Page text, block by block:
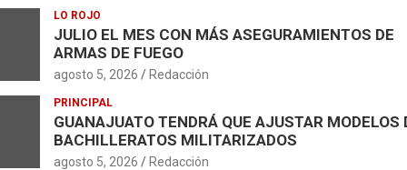
LO ROJO
JULIO EL MES CON MÁS ASEGURAMIENTOS DE
ARMAS DE FUEGO
agosto 5, 2026 Redacción
PRINCIPAL
GUANAJUATO TENDRÁ QUE AJUSTAR MODELOS
BACHILLERATOS MILITARIZADOS
agosto 5, 2026 Redacción